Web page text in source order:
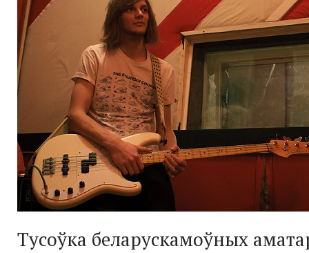
Тусоўка беларускамоўных